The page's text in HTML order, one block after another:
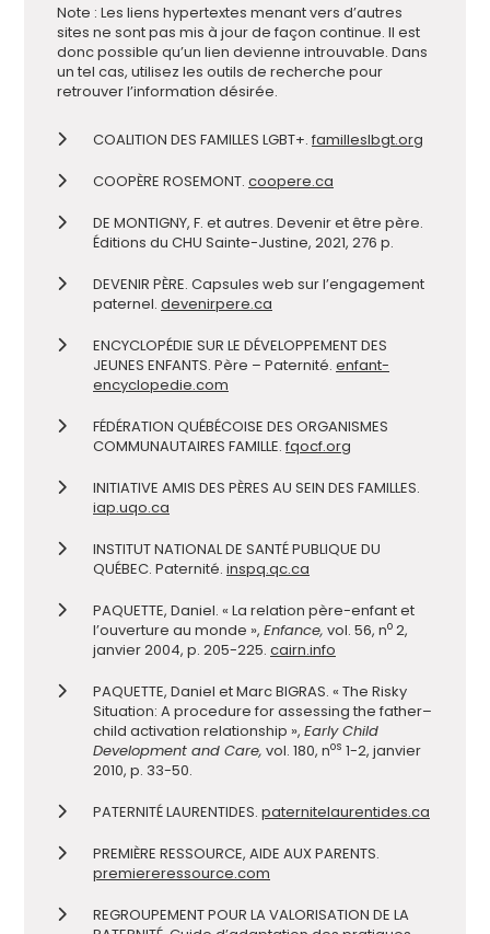
Note : Les liens hypertextes menant vers d’autres
sites ne sont pas mis à jour de façon continue. Il est
donc possible qu’un lien devienne introuvable. Dans
un tel cas, utilisez les outils de recherche pour
retrouver l’information désirée.
COALITION DES FAMILLES LGBT+. familleslbgt.org
COOPÈRE ROSEMONT. coopere.ca
DE MONTIGNY, F. et autres. Devenir et être père.
Éditions du CHU Sainte-Justine, 2021, 276 p.
DEVENIR PÈRE. Capsules web sur l’engagement
paternel. devenirpere.ca
ENCYCLOPÉDIE SUR LE DÉVELOPPEMENT DES
JEUNES ENFANTS. Père – Paternité. enfant-
encyclopedie.com
FÉDÉRATION QUÉBÉCOISE DES ORGANISMES
COMMUNAUTAIRES FAMILLE. fqocf.org
INITIATIVE AMIS DES PÈRES AU SEIN DES FAMILLES.
iap.uqo.ca
INSTITUT NATIONAL DE SANTÉ PUBLIQUE DU
QUÉBEC. Paternité. inspq.qc.ca
PAQUETTE, Daniel. « La relation père-enfant et
l’ouverture au monde », Enfance, vol. 56, no 2,
janvier 2004, p. 205-225. cairn.info
PAQUETTE, Daniel et Marc BIGRAS. « The Risky
Situation: A procedure for assessing the father–
child activation relationship », Early Child
Development and Care, vol. 180, nos 1-2, janvier
2010, p. 33-50.
PATERNITÉ LAURENTIDES. paternitelaurentides.ca
PREMIÈRE RESSOURCE, AIDE AUX PARENTS.
premiereressource.com
REGROUPEMENT POUR LA VALORISATION DE LA